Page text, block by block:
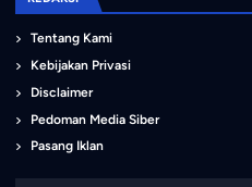
Tentang Kami
Kebijakan Privasi
Disclaimer
Pedoman Media Siber
Pasang Iklan